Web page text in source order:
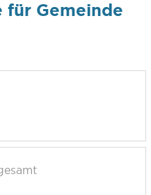
für Gemeinde